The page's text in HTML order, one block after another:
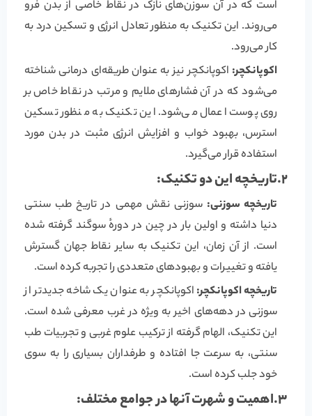
است که در آن سوزن‌های نازک در نقاط خاصی از بدن فرو
می‌روند. این تکنیک به منظور تعادل انرژی و تسکین درد به
کار می‌رود.
اکوپانکچر: اکوپانکچر نیز به عنوان طریقه‌ای درمانی شناخته
می‌شود که در آن فشارهای ملایم و مرتب در نقاط خاص بر
روی پوست اعمال می‌شود. این تکنیک به منظور تسکین
استرس، بهبود خواب و افزایش انرژی مثبت در بدن مورد
استفاده قرار می‌گیرد.
2. تاریخچه این دو تکنیک:
تاریخچه سوزنی: سوزنی نقش مهمی در تاریخ طب سنتی
دنیا داشته و اولین بار در چین در دورهٔ سوگند گرفته شده
است. از آن زمان، این تکنیک به سایر نقاط جهان گسترش
یافته و تغییرات و بهبودهای متعددی را تجربه کرده است.
تاریخچه اکوپانکچر: اکوپانکچر به عنوان یک شاخه جدیدتر از
سوزنی در دهه‌های اخیر به ویژه در غرب معرفی شده است.
این تکنیک، الهام گرفته از ترکیب علوم غربی و تجربیات طب
سنتی، به سرعت جا افتاده و طرفداران بسیاری را به سوی
خود جلب کرده است.
3.اهمیت و شهرت آنها در جوامع مختلف: